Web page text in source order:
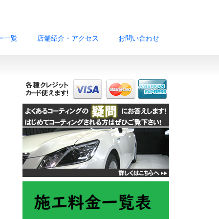
一覧 店舗紹介・アクセス お問い合わせ